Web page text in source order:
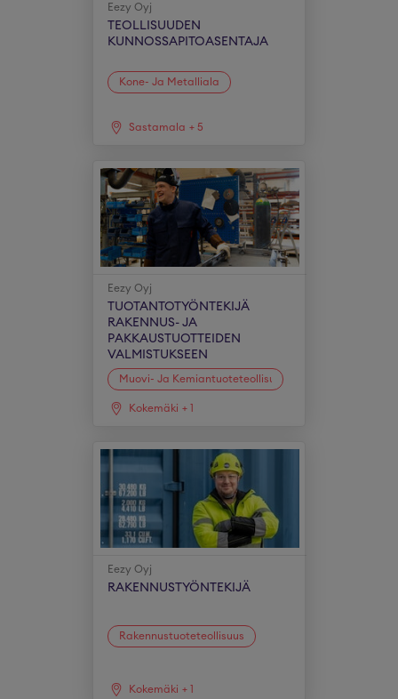
Eezy Oyj
TEOLLISUUDEN
KUNNOSSAPITOASENTAJA
Kone- Ja Metalliala
Sastamala + 5
Eezy Oyj
TUOTANTOTYÖNTEKIJÄ
RAKENNUS- JA
PAKKAUSTUOTTEIDEN
VALMISTUKSEEN
Muovi- Ja Kemiantuoteteollisuus
Kokemäki + 1
Eezy Oyj
RAKENNUSTYÖNTEKIJÄ
Rakennustuoteteollisuus
Kokemäki + 1